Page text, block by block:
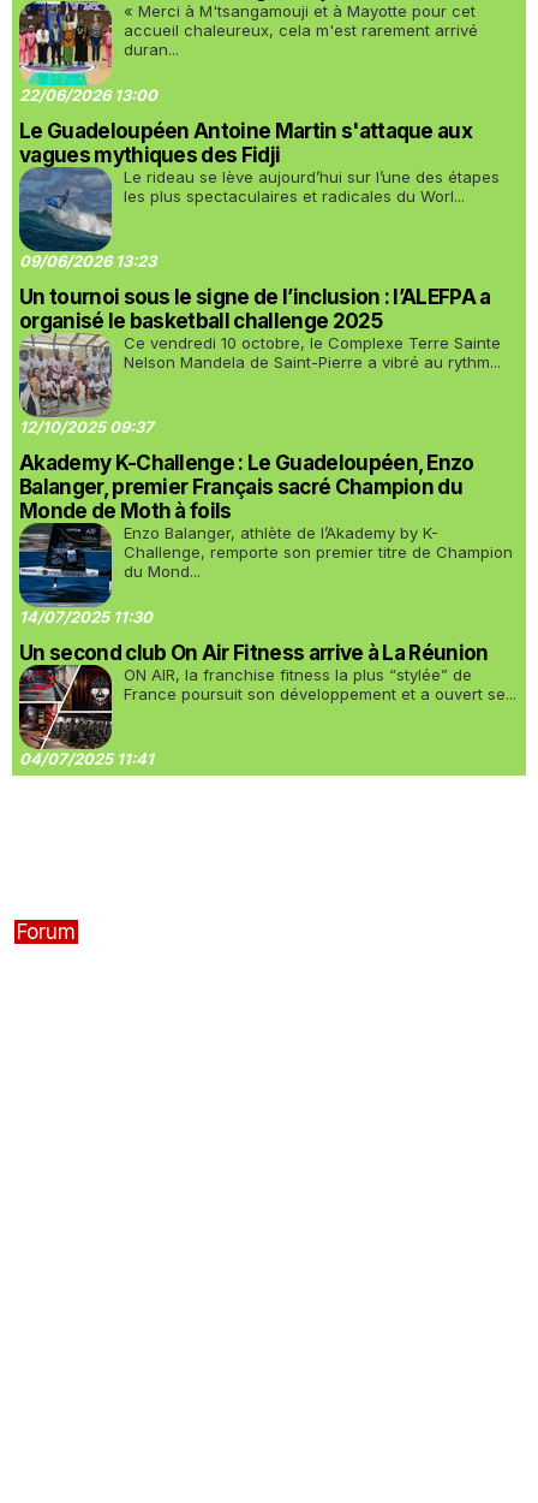
« Merci à M'tsangamouji et à Mayotte pour cet
accueil chaleureux, cela m'est rarement arrivé
duran...
22/06/2026 13:00
Le Guadeloupéen Antoine Martin s'attaque aux
vagues mythiques des Fidji
Le rideau se lève aujourd’hui sur l’une des étapes
les plus spectaculaires et radicales du Worl...
09/06/2026 13:23
Un tournoi sous le signe de l’inclusion : l’ALEFPA a
organisé le basketball challenge 2025
Ce vendredi 10 octobre, le Complexe Terre Sainte
Nelson Mandela de Saint-Pierre a vibré au rythm...
12/10/2025 09:37
Akademy K-Challenge : Le Guadeloupéen, Enzo
Balanger, premier Français sacré Champion du
Monde de Moth à foils
Enzo Balanger, athlète de l’Akademy by K-
Challenge, remporte son premier titre de Champion
du Mond...
14/07/2025 11:30
Un second club On Air Fitness arrive à La Réunion
ON AIR, la franchise fitness la plus “stylée” de
France poursuit son développement et a ouvert se...
04/07/2025 11:41
Forum